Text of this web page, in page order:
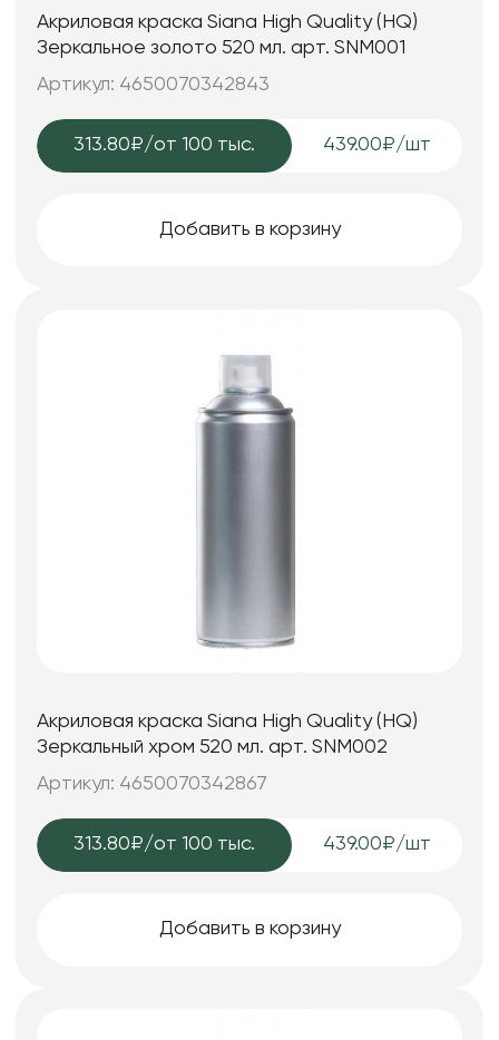
Акриловая краска Siana High Quality (HQ)
Зеркальное золото 520 мл. арт. SNM001
Артикул: 4650070342843
313.80₽/от 100 тыс. 439.00₽/шт
Добавить в корзину
Акриловая краска Siana High Quality (HQ)
Зеркальный хром 520 мл. арт. SNM002
Артикул: 4650070342867
313.80₽/от 100 тыс. 439.00₽/шт
Добавить в корзину